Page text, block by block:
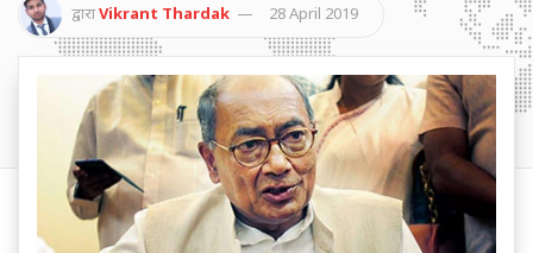
द्वाराVikrant Thardak 28 April 2019